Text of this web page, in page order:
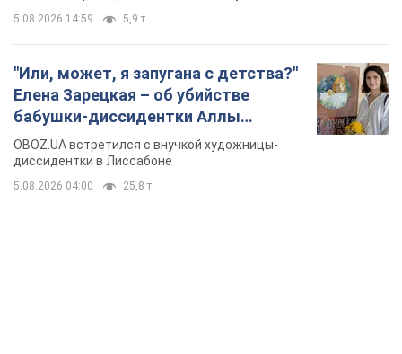
5.08.2026 14:59 5,9 т.
"Или, может, я запугана с детства?"
Елена Зарецкая – об убийстве
бабушки-диссидентки Аллы
Горской, критике сына Стуса и
бегстве в Португалию с пятью
детьми
OBOZ.UA встретился с внучкой художницы-
диссидентки в Лиссабоне
5.08.2026 04:00 25,8 т.